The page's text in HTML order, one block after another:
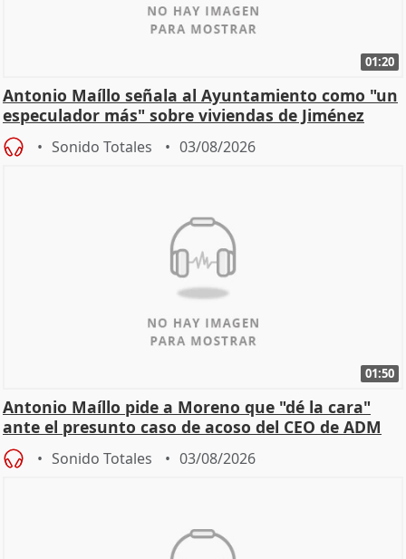
01:20
Antonio Maíllo señala al Ayuntamiento como "un
especulador más" sobre viviendas de Jiménez
Becerril
Sonido Totales 03/08/2026
01:50
Antonio Maíllo pide a Moreno que "dé la cara"
ante el presunto caso de acoso del CEO de ADM
Sonido Totales 03/08/2026